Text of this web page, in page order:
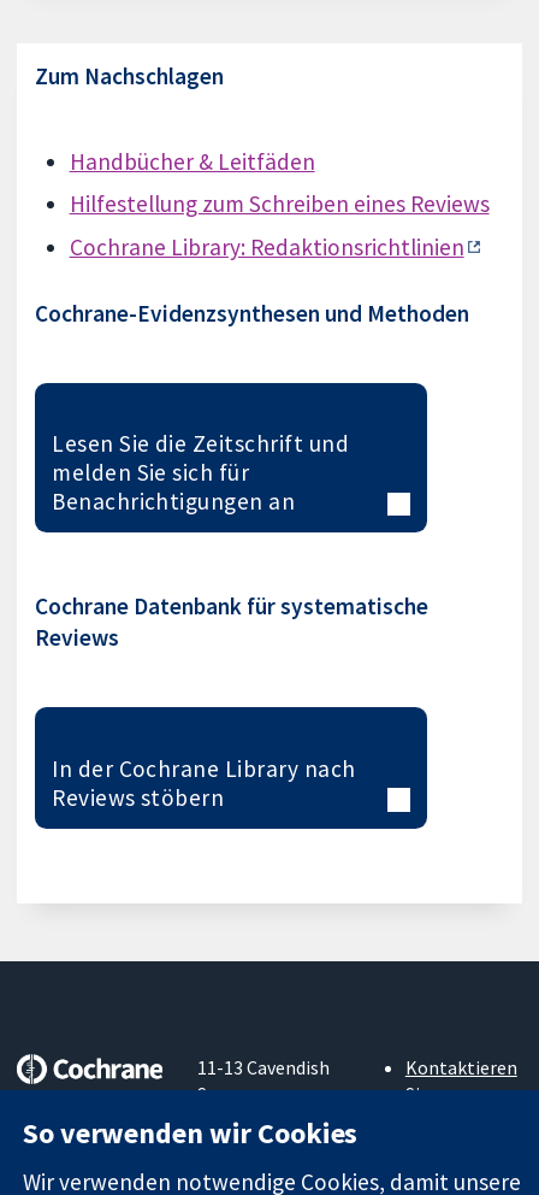
Zum Nachschlagen
Handbücher & Leitfäden
Hilfestellung zum Schreiben eines Reviews
Cochrane Library: Redaktionsrichtlinien
Cochrane-Evidenzsynthesen und Methoden
Lesen Sie die Zeitschrift und
melden Sie sich für
Benachrichtigungen an
Cochrane Datenbank für systematische
Reviews
In der Cochrane Library nach
Reviews stöbern
Evidenz
Informierte
11-13 Cavendish
Square
London
W1G0AN
Vereinigtes
Kontaktieren
Sie uns
Über uns
So verwenden wir Cookies
Wir verwenden notwendige Cookies, damit unsere